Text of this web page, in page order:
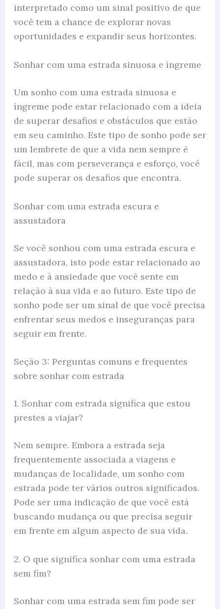
interpretado como um sinal positivo de que
você tem a chance de explorar novas
oportunidades e expandir seus horizontes.
Sonhar com uma estrada sinuosa e íngreme
Um sonho com uma estrada sinuosa e
íngreme pode estar relacionado com a ideia
de superar desafios e obstáculos que estão
em seu caminho. Este tipo de sonho pode ser
um lembrete de que a vida nem sempre é
fácil, mas com perseverança e esforço, você
pode superar os desafios que encontra.
Sonhar com uma estrada escura e
assustadora
Se você sonhou com uma estrada escura e
assustadora, isto pode estar relacionado ao
medo e à ansiedade que você sente em
relação à sua vida e ao futuro. Este tipo de
sonho pode ser um sinal de que você precisa
enfrentar seus medos e inseguranças para
seguir em frente.
Seção 3: Perguntas comuns e frequentes
sobre sonhar com estrada
1. Sonhar com estrada significa que estou
prestes a viajar?
Nem sempre. Embora a estrada seja
frequentemente associada a viagens e
mudanças de localidade, um sonho com
estrada pode ter vários outros significados.
Pode ser uma indicação de que você está
buscando mudança ou que precisa seguir
em frente em algum aspecto de sua vida.
2. O que significa sonhar com uma estrada
sem fim?
Sonhar com uma estrada sem fim pode ser